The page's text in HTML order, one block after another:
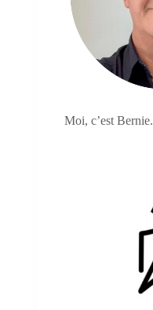
Moi, c’est Bernie.